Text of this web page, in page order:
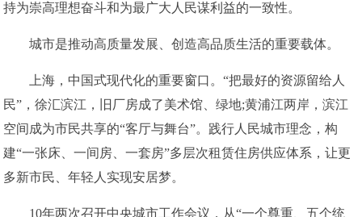
持为崇高理想奋斗和为最广大人民谋利益的一致性。
城市是推动高质量发展、创造高品质生活的重要载体。
上海，中国式现代化的重要窗口。“把最好的资源留给人
民”，徐汇滨江，旧厂房成了美术馆、绿地;黄浦江两岸，滨江
空间成为市民共享的“客厅与舞台”。践行人民城市理念，构
建“一张床、一间房、一套房”多层次租赁住房供应体系，让更
多新市民、年轻人实现安居梦。
10年两次召开中央城市工作会议，从“一个尊重、五个统